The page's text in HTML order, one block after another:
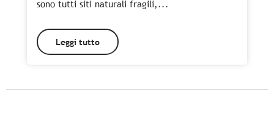
sono tutti siti naturali fragili,...
Leggi tutto